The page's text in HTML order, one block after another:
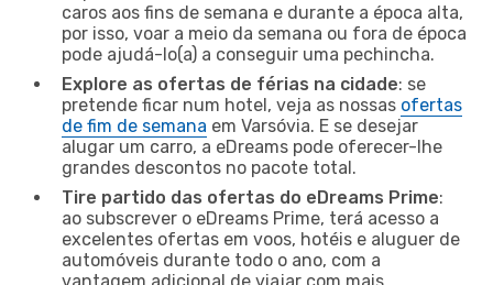
caros aos fins de semana e durante a época alta,
por isso, voar a meio da semana ou fora de época
pode ajudá-lo(a) a conseguir uma pechincha.
Explore as ofertas de férias na cidade: se
pretende ficar num hotel, veja as nossas ofertas
de fim de semana em Varsóvia. E se desejar
alugar um carro, a eDreams pode oferecer-lhe
grandes descontos no pacote total.
Tire partido das ofertas do eDreams Prime:
ao subscrever o eDreams Prime, terá acesso a
excelentes ofertas em voos, hotéis e aluguer de
automóveis durante todo o ano, com a